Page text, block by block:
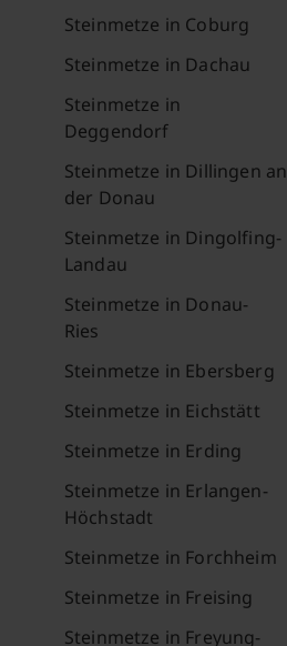
Steinmetze in Coburg
Steinmetze in Dachau
Steinmetze in
Deggendorf
Steinmetze in Dillingen an
der Donau
Steinmetze in Dingolfing-
Landau
Steinmetze in Donau-
Ries
Steinmetze in Ebersberg
Steinmetze in Eichstätt
Steinmetze in Erding
Steinmetze in Erlangen-
Höchstadt
Steinmetze in Forchheim
Steinmetze in Freising
Steinmetze in Freyung-